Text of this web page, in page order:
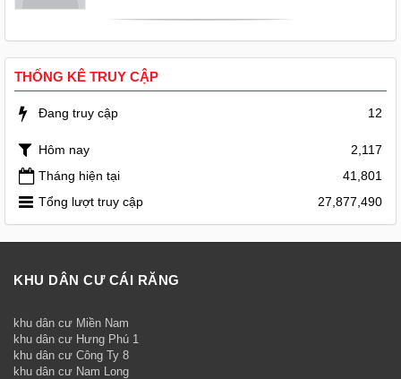
THỐNG KÊ TRUY CẬP
Đang truy cập 12
Hôm nay
2,117
Tháng hiện tại
41,801
Tổng lượt truy cập
27,877,490
KHU DÂN CƯ CÁI RĂNG
khu dân cư Miền Nam
khu dân cư Hưng Phú 1
khu dân cư Công Ty 8
khu dân cư Nam Long